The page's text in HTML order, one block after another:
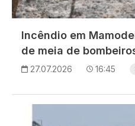
Incêndio em
de meia de
27.07.2026 16:45